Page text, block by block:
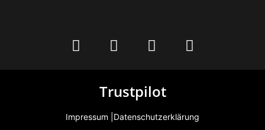
Trustpilot
Impressum | Datenschutzerklärung